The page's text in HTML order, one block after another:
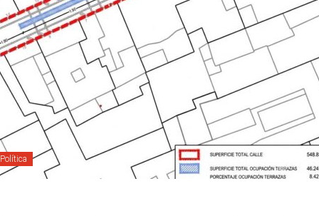
Política